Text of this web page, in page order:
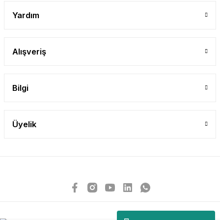
Yardım
Alışveriş
Bilgi
Üyelik